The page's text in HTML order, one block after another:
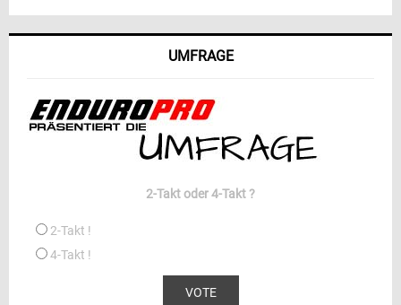
UMFRAGE
2-Takt oder 4-Takt ?
2-Takt !
4-Takt !